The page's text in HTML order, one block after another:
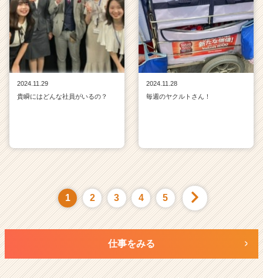
2024.11.29
貴瞬にはどんな社員がいるの？
2024.11.28
毎週のヤクルトさん！
1 2 3 4 5
仕事をみる